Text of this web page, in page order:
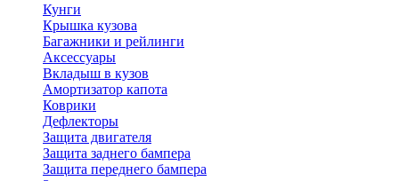
Кунги
Крышка кузова
Багажники и рейлинги
Аксессуары
Вкладыш в кузов
Амортизатор капота
Коврики
Дефлекторы
Защита двигателя
Защита заднего бампера
Защита переднего бампера